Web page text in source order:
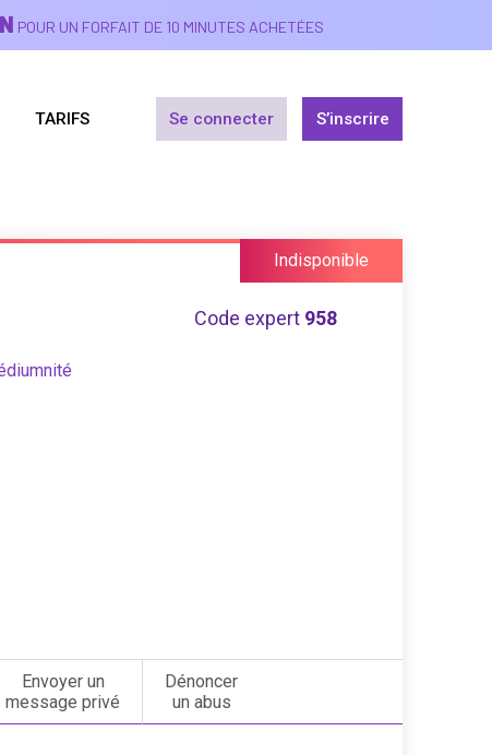
POUR UN FORFAIT DE 10 MINUTES ACHETÉES
TARIFS Se connecter S’inscrire
Indisponible
Code expert 958
Envoyer un
message privé
Dénoncer
un abus